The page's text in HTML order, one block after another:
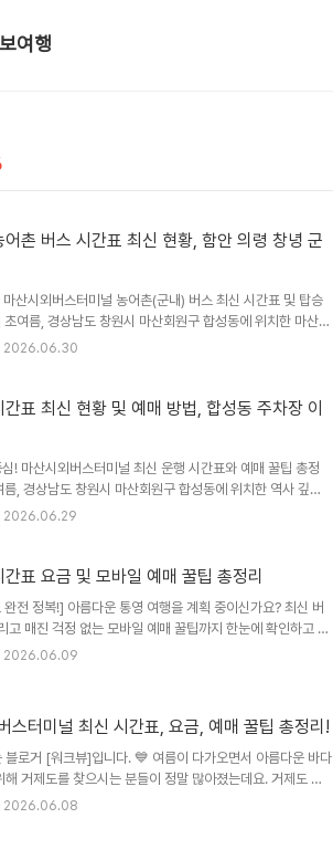
여행
촌 버스 시간표 최신 현황, 함안 의령 창녕 군
산시외버스터미널 농어촌(군내) 버스 최신 시간표 및 탑승
여름, 경상남도 창원시 마산회원구 합성동에 위치한 마산시
안, 의령, 창녕(남지) 등 인근 농어촌 권역을 촘촘하게 연결
딩이 가득한 도심을 조금만 벗어나면 푸른 논밭과 고즈넉한
력적인 군 지역들이 참 많습니다. 주말을 맞아 함안의 뚝방
의 우포늪 등으로 정겨운 시골 버스 여행을 계획하시는 분들
2026.06.30
표 최신 현황 및 예매 방법, 합성동 주차장 이
! 마산시외버스터미널 최신 운행 시간표와 예매 꿀팁 총정
, 경상남도 창원시 마산회원구 합성동에 위치한 역사 깊은
'을 직접 방문했습니다. 영남권과 호남권, 중부권을 잇는 수
여름의 푸름을 만끽하기 위해 마산이나 창원 근교로 여행
서 대중교통을 이용할 때 가장 중요한 것은 뭐니 뭐니 해도
2026.06.29
표 요금 및 모바일 예매 꿀팁 총정리
전 정복!] 아름다운 통영 여행을 계획 중이신가요? 최신 버
고 매진 걱정 없는 모바일 예매 꿀팁까지 한눈에 확인하고 편
하세요, 여러분! 대책 없이 훌쩍 떠나는 여행을 좋아하는 프
가려고 하면 "내가 탈 버스가 몇 시에 있더라?", "예매는 미리
부터 앞서기 마련이잖아요. 저도 예전에 시간표를 착각해..
2026.06.09
스터미널 최신 시간표, 요금, 예매 꿀팁 총정리!
블로거 [워크뷰]입니다. 💙 여름이 다가오면서 아름다운 바다
거제도를 찾으시는 분들이 정말 많아졌는데요. 거제도 대
이라고 할 수 있는 '거제 고현버스터미널'의 최신 시간표와
2026.06.08